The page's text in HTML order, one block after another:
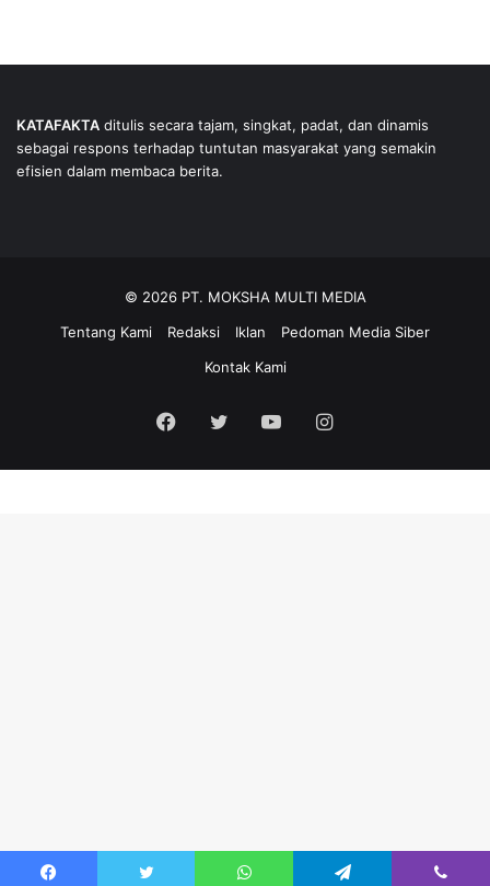
KATAFAKTA ditulis secara tajam, singkat, padat, dan dinamis
sebagai respons terhadap tuntutan masyarakat yang semakin
efisien dalam membaca berita.
© 2026 PT. MOKSHA MULTI MEDIA
Tentang Kami
Redaksi Iklan
Pedoman Media Siber
Kontak Kami
Facebook
Twitter YouTubeInstagram